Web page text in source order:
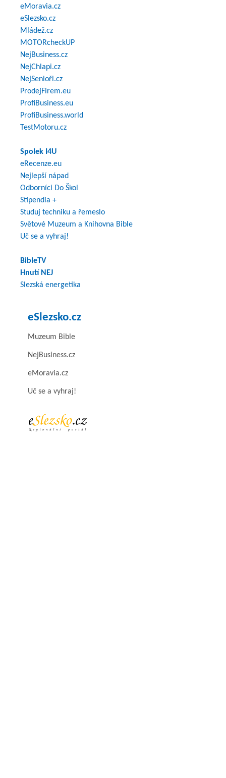
eMoravia.cz
eSlezsko.cz
Mládež.cz
MOTORcheckUP
NejBusiness.cz
NejChlapi.cz
NejSenioři.cz
ProdejFirem.eu
ProfiBusiness.eu
ProfiBusiness.world
TestMotoru.cz
Spolek I4U
eRecenze.eu
Nejlepší nápad
Odborníci Do Škol
Stipendia +
Studuj techniku a řemeslo
Světové Muzeum a Knihovna Bible
Uč se a vyhraj!
BibleTV
Hnutí NEJ
Slezská energetika
eSlezsko.cz
Muzeum Bible
NejBusiness.cz
eMoravia.cz
Uč se a vyhraj!